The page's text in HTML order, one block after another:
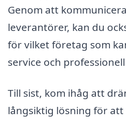
Genom att
leverantörer, kan du
för vilket företag som
service och
Till sist, kom ihåg att
långsiktig lösning för att